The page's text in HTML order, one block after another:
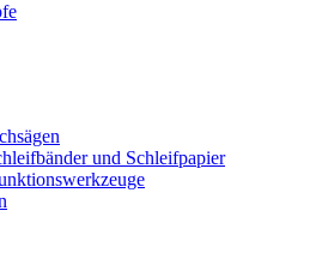
und Schleifpapier